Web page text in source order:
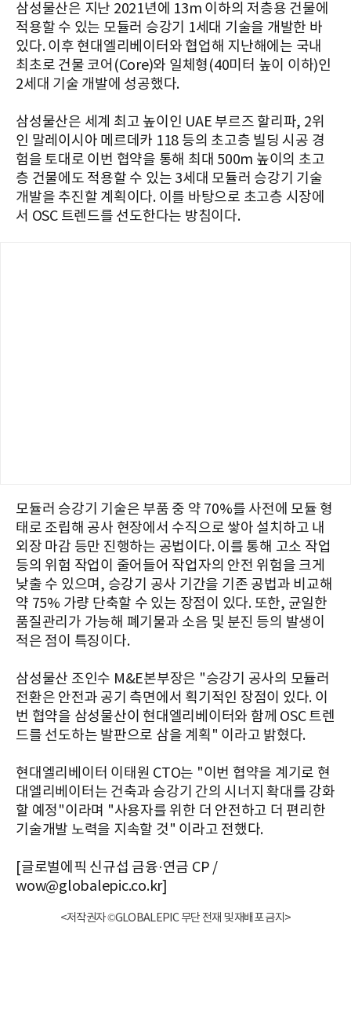
삼성물산은 지난 2021년에 13m 이하의 저층용 건물에
적용할 수 있는 모듈러 승강기 1세대 기술을 개발한 바
있다. 이후 현대엘리베이터와 협업해 지난해에는 국내
최초로 건물 코어(Core)와 일체형(40미터 높이 이하)인
2세대 기술 개발에 성공했다.
삼성물산은 세계 최고 높이인 UAE 부르즈 할리파, 2위
인 말레이시아 메르데카 118 등의 초고층 빌딩 시공 경
험을 토대로 이번 협약을 통해 최대 500m 높이의 초고
층 건물에도 적용할 수 있는 3세대 모듈러 승강기 기술
개발을 추진할 계획이다. 이를 바탕으로 초고층 시장에
서 OSC 트렌드를 선도한다는 방침이다.
모듈러 승강기 기술은 부품 중 약 70%를 사전에 모듈 형
태로 조립해 공사 현장에서 수직으로 쌓아 설치하고 내
외장 마감 등만 진행하는 공법이다. 이를 통해 고소 작업
등의 위험 작업이 줄어들어 작업자의 안전 위험을 크게
낮출 수 있으며, 승강기 공사 기간을 기존 공법과 비교해
약 75% 가량 단축할 수 있는 장점이 있다. 또한, 균일한
품질관리가 가능해 폐기물과 소음 및 분진 등의 발생이
적은 점이 특징이다.
삼성물산 조인수 M&E본부장은 "승강기 공사의 모듈러
전환은 안전과 공기 측면에서 획기적인 장점이 있다. 이
번 협약을 삼성물산이 현대엘리베이터와 함께 OSC 트렌
드를 선도하는 발판으로 삼을 계획" 이라고 밝혔다.
현대엘리베이터 이태원 CTO는 "이번 협약을 계기로 현
대엘리베이터는 건축과 승강기 간의 시너지 확대를 강화
할 예정"이라며 "사용자를 위한 더 안전하고 더 편리한
기술개발 노력을 지속할 것" 이라고 전했다.
[글로벌에픽 신규섭 금융·연금 CP /
wow@globalepic.co.kr]
<저작권자 ©GLOBALEPIC 무단 전재 및 재배포 금지>